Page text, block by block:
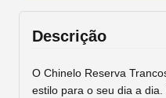
Descrição
O Chinelo Reserva
estilo para o seu dia a